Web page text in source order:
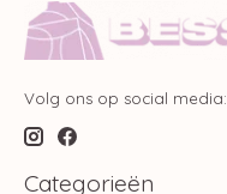
Volg ons op social media:
Categorieën